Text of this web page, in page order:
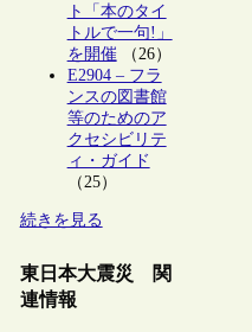
ト「本のタイ
トルで一句!」
を開催（26）
E2904 – フラ
ンスの図書館
等のためのア
クセシビリテ
ィ・ガイド
（25）
続きを見る
東日本大震災 関
連情報